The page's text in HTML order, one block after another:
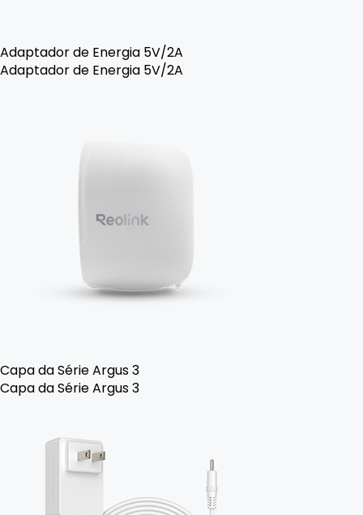
Adaptador de Energia 5V/2A
Adaptador de Energia 5V/2A
Capa da Série Argus 3
Capa da Série Argus 3